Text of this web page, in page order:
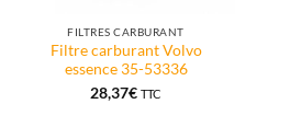
FILTRES CARBURANT
Filtre carburant Volvo
essence 35-53336
28,37€ TTC